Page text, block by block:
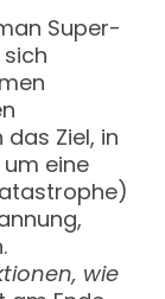
Super-
Ziel, in
eine
wie